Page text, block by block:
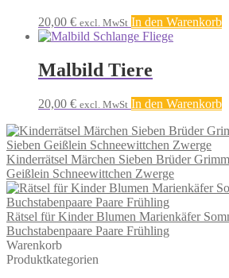
20,00 € excl. MwSt In den Warenkorb
Malbild Tiere
20,00 € excl. MwSt In den Warenkorb
Kinderrätsel Märchen Sieben Brüder
Geißlein Schneewittchen Zwerge
Rätsel für Kinder Blumen Marienkäfer
Buchstabenpaare Paare Frühling
Warenkorb
Produktkategorien